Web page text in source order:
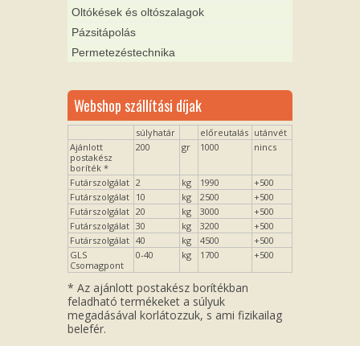
Oltókések és oltószalagok
Pázsitápolás
Permetezéstechnika
Webshop szállítási díjak
súlyhatár előreutalás utánvét
Ajánlott
postakész
boríték *
200 gr 1000 nincs
Futárszolgálat 2 kg 1990
+500
Futárszolgálat 10 kg 2500
+500
Futárszolgálat 20 kg 3000
+500
Futárszolgálat 30 kg 3200
+500
Futárszolgálat 40 kg 4500
+500
GLS
Csomagpont
0-40 kg 1700 +500
* Az ajánlott postakész borítékban
feladható termékeket a súlyuk
megadásával korlátozzuk, s ami fizikailag
belefér.